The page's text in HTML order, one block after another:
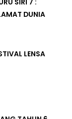
DUNIA
LENSA